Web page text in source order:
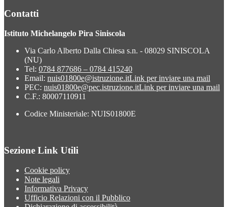
Contatti
Istituto Michelangelo Pira Siniscola
Via Carlo Alberto Dalla Chiesa s.n. - 08029 SINISCOLA
(NU)
Tel: 0784 877686 – 0784 415240
Email: nuis01800e@istruzione.itLink per inviare una mail
PEC: nuis01800e@pec.istruzione.itLink per inviare una mail
C.F.: 80007110911
Codice Ministeriale: NUIS01800E
Sezione Link Utili
Cookie policy
Note legali
Informativa Privacy
Ufficio Relazioni con il Pubblico